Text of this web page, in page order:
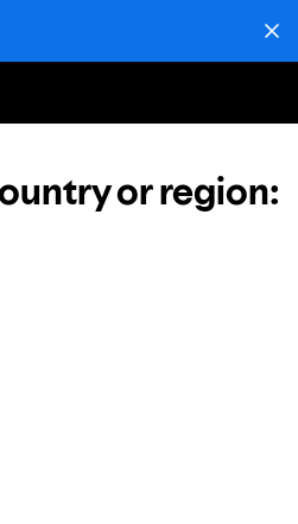
or region: